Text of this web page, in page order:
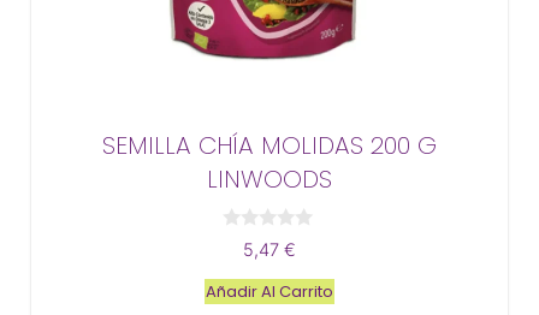
SEMILLA CHÍA MOLIDAS 200 G
LINWOODS
e
5
5,47 €
Añadir Al Carrito